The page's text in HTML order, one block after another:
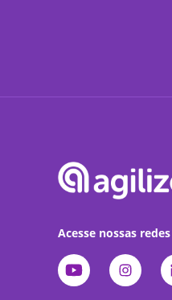
Acesse nossas